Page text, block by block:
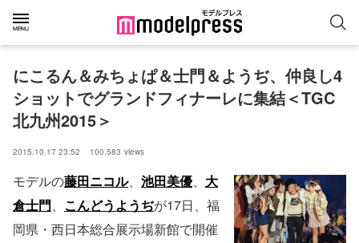
にこるん＆みちょぱ＆士門＆ようぢ、仲良し4
ショットでグランドフィナーレに集結＜TGC
北九州2015＞
2015.10.17 23:52 100,583 views
モデルの藤田ニコル、 池田美優、 大
倉士門、 こんどうようぢが17日、福
岡県・西日本総合展示場新館で開催